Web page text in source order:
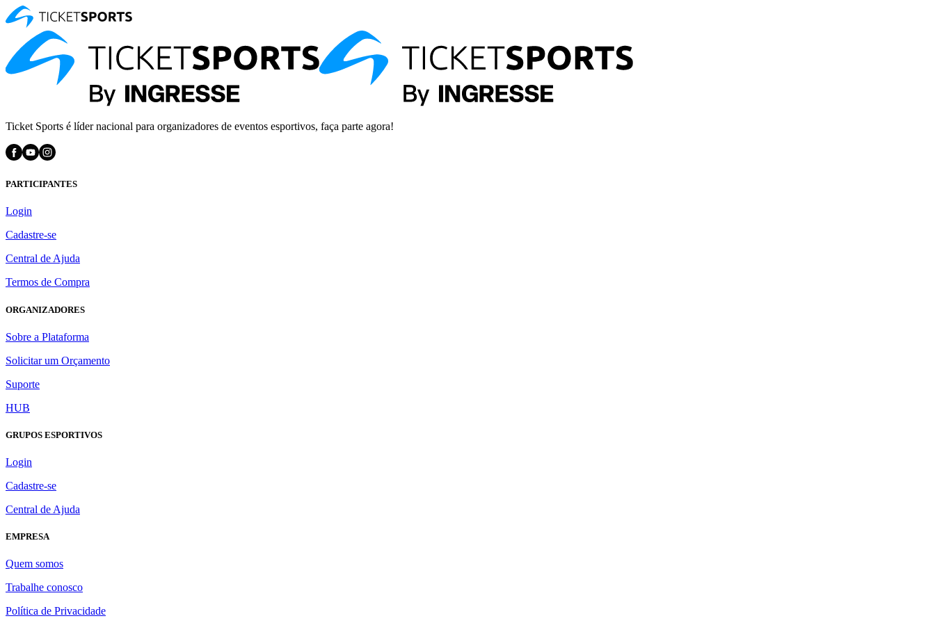
Ticket Sports é líder nacional para organizadores de eventos esportivos, faça parte agora!
PARTICIPANTES
Login
Cadastre-se
Central de Ajuda
Termos de Compra
ORGANIZADORES
Sobre a Plataforma
Solicitar um Orçamento
Suporte
HUB
GRUPOS ESPORTIVOS
Login
Cadastre-se
Central de Ajuda
EMPRESA
Quem somos
Trabalhe conosco
Política de Privacidade